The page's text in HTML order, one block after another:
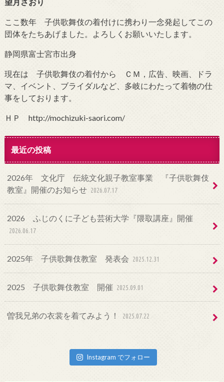
ここ数年 子供歌舞伎の着付けに携わり一念発起してこの
団体をたちあげました。よろしくお願いいたします。
静岡県富士宮市出身
現在は 子供歌舞伎の着付から ＣＭ，広告、映画、ドラ
マ、イベント、ブライダルなど、多岐にわたって着物の仕
事をしております。
ＨＰ http://mochizuki-saori.com/
最近の投稿
2026年 文化庁 伝統文化親子教室事業 『子供歌舞伎
教室』開催のお知らせ 2026.07.17
2026 ふじのくに子ども芸術大学『隈取講座』開催
2026.06.17
2025年 子供歌舞伎教室 発表会 2025.12.31
2025 子供歌舞伎教室 開催 2025.09.01
曽我兄弟の衣裳を着てみよう！ 2025.07.22
Instagram でフォロー